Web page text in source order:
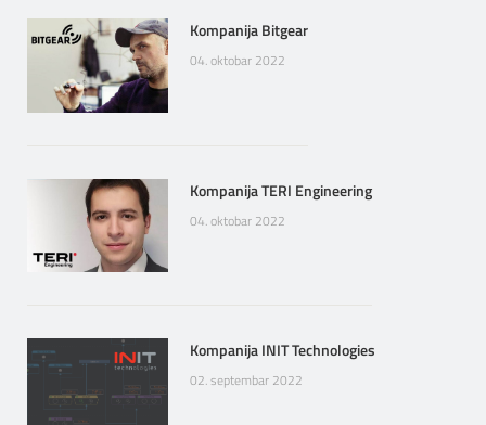
Kompanija Bitgear
04. oktobar 2022
Kompanija TERI Engineering
04. oktobar 2022
Kompanija INIT Technologies
02. septembar 2022